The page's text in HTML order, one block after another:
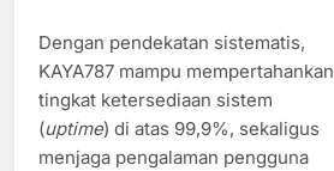
Dengan pendekatan sistematis,
KAYA787 mampu mempertahankan
tingkat ketersediaan sistem
(uptime) di atas 99,9%, sekaligus
menjaga pengalaman pengguna